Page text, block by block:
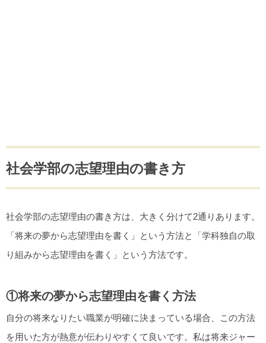
社会学部の志望理由の書き方
社会学部の志望理由の書き方は、大きく分けて2通りあります。
「将来の夢から志望理由を書く」という方法と「学科独自の取
り組みから志望理由を書く」という方法です。
①将来の夢から志望理由を書く方法
自分の将来なりたい職業が明確に決まっている場合、この方法
を用いた方が熱意が伝わりやすくて良いです。私は将来ジャー